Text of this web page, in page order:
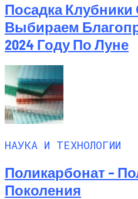
Посадка
Выбираем
2024 Году По Луне
НАУКА И ТЕХНОЛОГИИ
Поликарбонат –
Поколения